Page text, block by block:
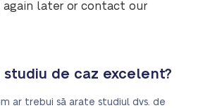
again later or contact our
studiu de caz excelent?
ar trebui să arate studiul dvs. de